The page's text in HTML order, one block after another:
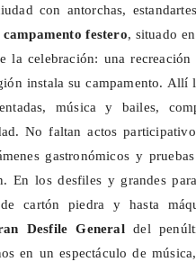
con antorchas,
campamento festero, situado
la celebración: una
instala su campamento. Allí
música y bailes,
No faltan actos
gastronómicos y
En los desfiles y grandes
de cartón piedra y hasta
Desfile Generaldel
en un espectáculo de